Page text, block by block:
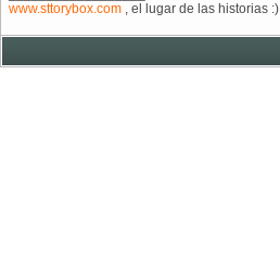
www.sttorybox.com , el lugar de las historias :)